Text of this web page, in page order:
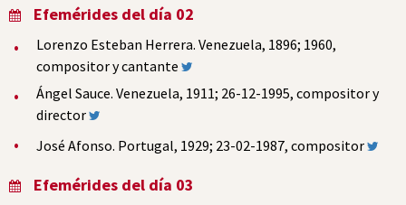
Efemérides del día 02
Lorenzo Esteban Herrera. Venezuela, 1896; 1960,
compositor y cantante
Ángel Sauce. Venezuela, 1911; 26-12-1995, compositor y
director
José Afonso. Portugal, 1929; 23-02-1987, compositor
Efemérides del día 03